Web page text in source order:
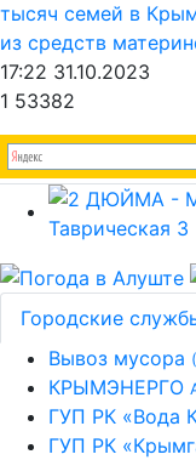
тысяч семей в
из средств
17:22 31.10.2023
1 53382
Городские
Вывоз мусора
КРЫМЭНЕРГО
ГУП РК «Вода
ГУП РК